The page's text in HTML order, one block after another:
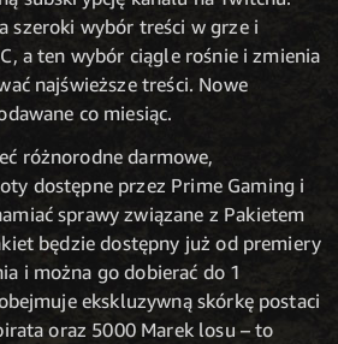
szeroki wybór treści w grze i
a ten wybór ciągle rośnie i zmienia
najświeższe treści. Nowe
co miesiąc.
różnorodne darmowe,
dostępne przez Prime Gaming i
sprawy związane z Pakietem
będzie dostępny już od premiery
i można go dobierać do 1
ekskluzywną skórkę postaci
oraz 5000 Marek losu – to